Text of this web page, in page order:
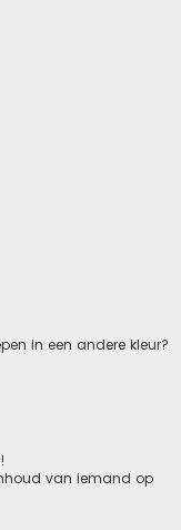
in een andere kleur?
van iemand op